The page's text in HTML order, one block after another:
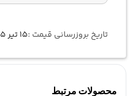
تاریخ بروزرسانی قیمت :۱۵ تیر ۱۴۰۵
محصولات مرتبط